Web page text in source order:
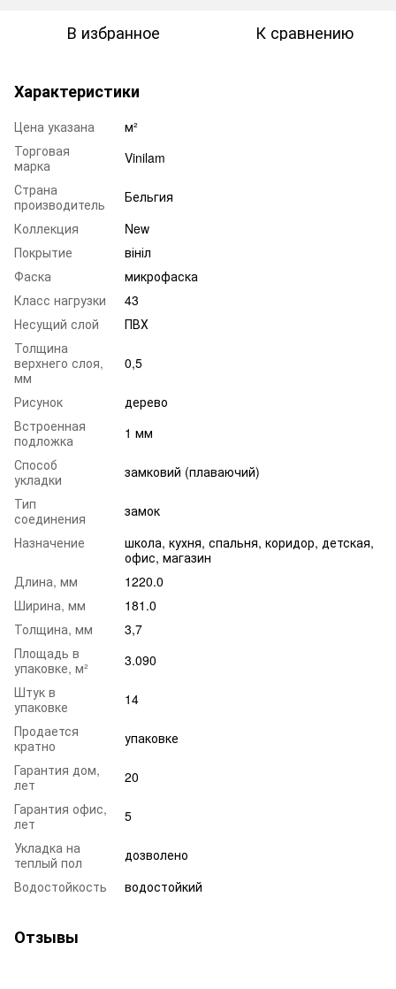
В избранное К сравнению
Характеристики
Цена указана
м²
Торговая
марка
Vinilam
Страна
производитель
Бельгия
Коллекция
New
Покрытие
вініл
Фаска
микрофаска
Класс нагрузки
43
Несущий слой
ПВХ
Толщина
верхнего слоя,
мм
0,5
Рисунок
дерево
Встроенная
подложка
1 мм
Способ
укладки
замковий (плаваючий)
Тип
соединения
замок
Назначение
школа, кухня, спальня, коридор, детская,
офис, магазин
Длина, мм
1220.0
Ширина, мм
181.0
Толщина, мм
3,7
Площадь в
упаковке, м²
3.090
Штук в
упаковке
14
Продается
кратно
упаковке
Гарантия дом,
лет
20
Гарантия офис,
лет
5
Укладка на
теплый пол
дозволено
Водостойкость
водостойкий
Отзывы